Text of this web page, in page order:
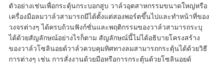
ตัวอย่างเช่นเพื่อกระตุ้นกระบอกสูบ วาล์วอุตสาหกรรมขนาดใหญ่หรือ
เครื่องมือลมวาล์วสามารถมีได้ตั้งแต่สองพอร์ตขึ้นไปและทำหน้าที่ของ
วงจรต่างๆ ได้ครบถ้วนฟังก์ชั่นและพฤติกรรมของวาล์วสามารถระบุ
ได้ด้วยสัญลักษณ์อย่างไรก็ตาม สัญลักษณ์นี้ไม่ได้อธิบายโครงสร้าง
ของวาล์วโซลินอยด์วาล์วควบคุมทิศทางลมสามารถกระตุ้นได้ด้วยวิธี
การต่างๆ เช่น การสั่งงานด้วยมือหรือการกระตุ้นด้วยโซลินอยด์